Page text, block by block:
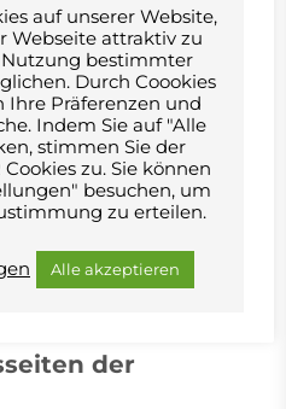
der
auf unserer Website,
Webseite attraktiv zu
bestimmter
Durch Coookies
Ihre Präferenzen und
Indem Sie auf "Alle
stimmen Sie der
zu. Sie können
besuchen, um
zu erteilen.
Alle akzeptieren